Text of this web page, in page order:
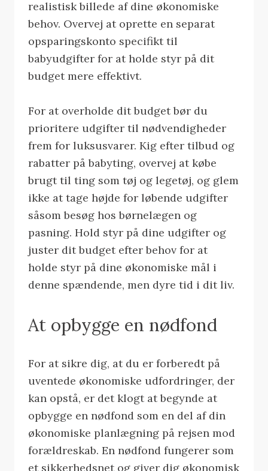
realistisk billede af dine økonomiske
behov. Overvej at oprette en separat
opsparingskonto specifikt til
babyudgifter for at holde styr på dit
budget mere effektivt.
For at overholde dit budget bør du
prioritere udgifter til nødvendigheder
frem for luksusvarer. Kig efter tilbud og
rabatter på babyting, overvej at købe
brugt til ting som tøj og legetøj, og glem
ikke at tage højde for løbende udgifter
såsom besøg hos børnelægen og
pasning. Hold styr på dine udgifter og
juster dit budget efter behov for at
holde styr på dine økonomiske mål i
denne spændende, men dyre tid i dit liv.
At opbygge en nødfond
For at sikre dig, at du er forberedt på
uventede økonomiske udfordringer, der
kan opstå, er det klogt at begynde at
opbygge en nødfond som en del af din
økonomiske planlægning på rejsen mod
forældreskab. En nødfond fungerer som
et sikkerhedsnet og giver dig økonomisk